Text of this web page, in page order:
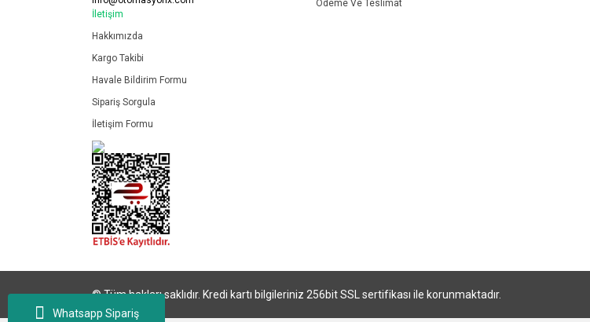
Whatsapp Sipariş
İletişim
Hakkımızda
Kargo Takibi
Havale Bildirim Formu
Sipariş Sorgula
İletişim Formu
Ödeme Ve Teslimat
© Tüm hakları saklıdır. Kredi kartı bilgileriniz 256bit SSL sertifikası ile korunmaktadır.